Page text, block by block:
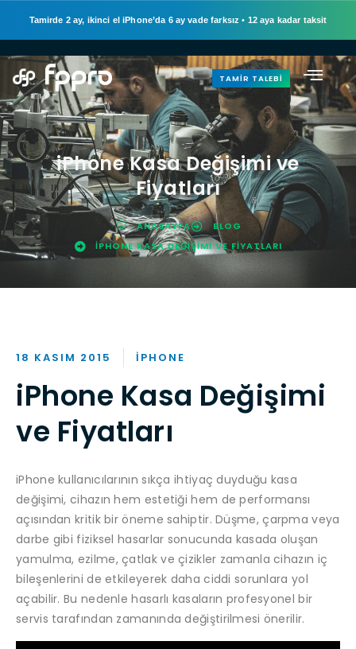
Tamirde 2 ay, ikinci el iPhone’da 6 ay vade farksız • 12 aya kadar taksit
TAMIR TALEBI
iPhone Kasa Değişimi ve
Fiyatları
ANASAYFA
BLOG
IPHONE KASA DEĞIŞIMI VE FIYATLARI
18 KASIM 2015 IPHONE
iPhone Kasa Değişimi
ve Fiyatları
iPhone kullanıcılarının sıkça ihtiyaç duyduğu kasa
değişimi, cihazın hem estetiği hem de performansı
açısından kritik bir öneme sahiptir. Düşme, çarpma veya
darbe gibi fiziksel hasarlar sonucunda kasada oluşan
yamulma, ezilme, çatlak ve çizikler zamanla cihazın iç
bileşenlerini de etkileyerek daha ciddi sorunlara yol
açabilir. Bu nedenle hasarlı kasaların profesyonel bir
servis tarafından zamanında değiştirilmesi önerilir.